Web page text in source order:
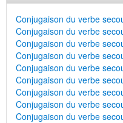
Conjugaison du verbe
Conjugaison du verbe
Conjugaison du verbe
Conjugaison du verbe
Conjugaison du verbe
Conjugaison du verbe
Conjugaison du verbe
Conjugaison du verbe
Conjugaison du verbe